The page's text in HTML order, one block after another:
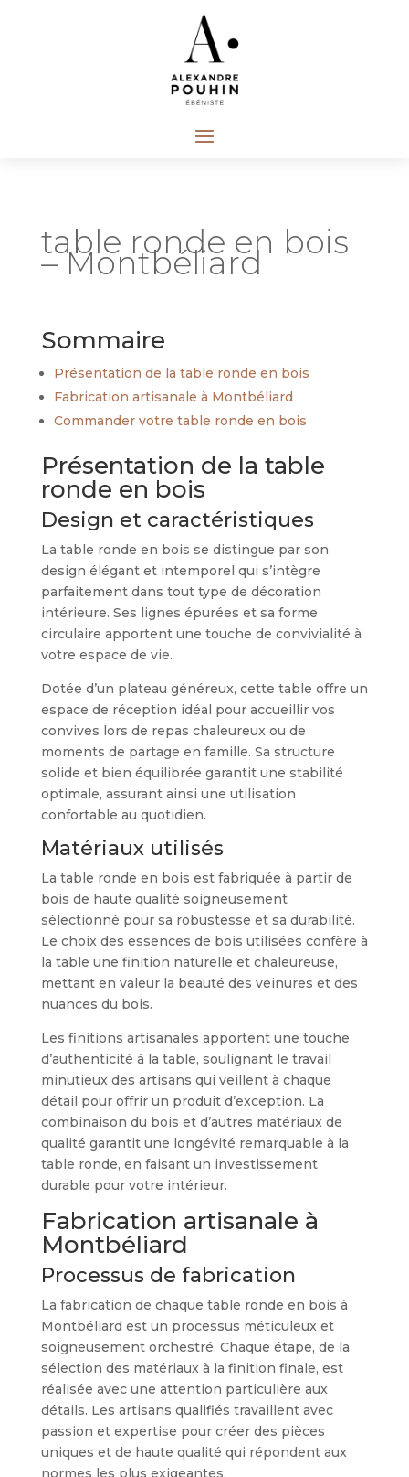
table ronde en bois
– Montbéliard
Sommaire
Présentation de la table ronde en bois
Fabrication artisanale à Montbéliard
Commander votre table ronde en bois
Présentation de la table
ronde en bois
Design et caractéristiques
La table ronde en bois se distingue par son
design élégant et intemporel qui s’intègre
parfaitement dans tout type de décoration
intérieure. Ses lignes épurées et sa forme
circulaire apportent une touche de convivialité à
votre espace de vie.
Dotée d’un plateau généreux, cette table offre un
espace de réception idéal pour accueillir vos
convives lors de repas chaleureux ou de
moments de partage en famille. Sa structure
solide et bien équilibrée garantit une stabilité
optimale, assurant ainsi une utilisation
confortable au quotidien.
Matériaux utilisés
La table ronde en bois est fabriquée à partir de
bois de haute qualité soigneusement
sélectionné pour sa robustesse et sa durabilité.
Le choix des essences de bois utilisées confère à
la table une finition naturelle et chaleureuse,
mettant en valeur la beauté des veinures et des
nuances du bois.
Les finitions artisanales apportent une touche
d’authenticité à la table, soulignant le travail
minutieux des artisans qui veillent à chaque
détail pour offrir un produit d’exception. La
combinaison du bois et d’autres matériaux de
qualité garantit une longévité remarquable à la
table ronde, en faisant un investissement
durable pour votre intérieur.
Fabrication artisanale à
Montbéliard
Processus de fabrication
La fabrication de chaque table ronde en bois à
Montbéliard est un processus méticuleux et
soigneusement orchestré. Chaque étape, de la
sélection des matériaux à la finition finale, est
réalisée avec une attention particulière aux
détails. Les artisans qualifiés travaillent avec
passion et expertise pour créer des pièces
uniques et de haute qualité qui répondent aux
normes les plus exigeantes.